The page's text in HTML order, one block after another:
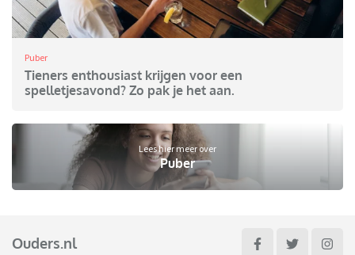
Puber
Tieners enthousiast krijgen voor een
spelletjesavond? Zo pak je het aan.
Lees hier meer over
Puber
Ouders.nl